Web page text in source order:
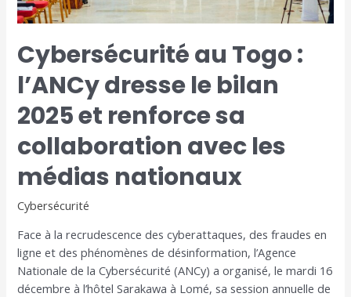
Cybersécurité au Togo :
l’ANCy dresse le bilan
2025 et renforce sa
collaboration avec les
médias nationaux
Cybersécurité
Face à la recrudescence des cyberattaques, des fraudes en
ligne et des phénomènes de désinformation, l’Agence
Nationale de la Cybersécurité (ANCy) a organisé, le mardi 16
décembre à l’hôtel Sarakawa à Lomé, sa session annuelle de
et
sa
collaboration
avec
les
médias
nationaux